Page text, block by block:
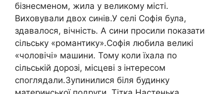
бізнесменом, жила у великому місті.
Виховували двох синів.У селі Софія була,
здавалося, вічність. А сини просили показати
сільську «романтику».Софія любила великі
«чоловічі» машини. Тому коли їхала по
сільській дорозі, місцеві з інтересом
споглядали.Зупинилися біля будинку